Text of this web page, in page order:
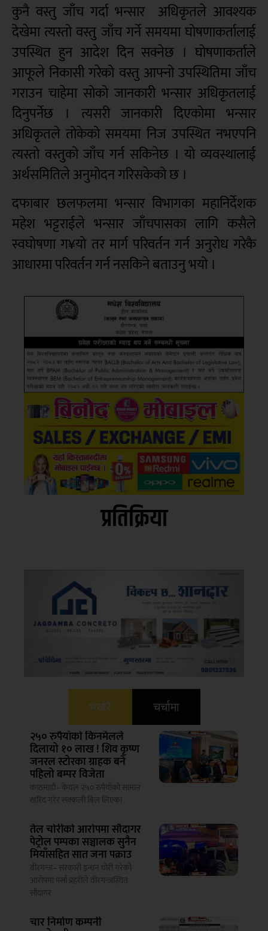
कुनै वस्तु जाँच गर्दा भन्सार अधिकृतले आवश्यक
देखेमा त्यस्तो वस्तु जाँच गर्ने समयमा घोषणाकर्तालाई
उपस्थित हुन आदेश दिन सक्नेछ । घोषणाकर्ताले
आफूले निकासी गरेको वस्तु आफ्नो उपस्थितिमा जाँच
गराउन चाहेमा सोको जानकारी भन्सार अधिकृतलाई
दिनुपर्नेछ । त्यसरी जानकारी दिएकोमा भन्सार
अधिकृतले तोकेको समयमा निज उपस्थित नभएपनि
त्यस्तो वस्तुको जाँच गर्न सकिनेछ । यो व्यवस्थालाई
अर्थसमितिले अनुमोदन गरिसकेको छ ।
दफाबार छलफलमा भन्सार विभागका महानिर्देशक
महेश भट्टराईले भन्सार जाँचपासका लागि कसैले
स्वघोषणा ग¥यो तर मार्ग परिवर्तन गर्न अनुरोध गरेकै
आधारमा परिवर्तन गर्न नसकिने बताउनु भयो ।
प्रतिक्रिया
भर्खरै चर्चामा
२५० रुपैयाँको किनमेलले
दिलायो १० लाख ! शिव कृष्ण
जनरल स्टोरका ग्राहक बने
पहिलो बम्पर विजेता
काठमाडौं– केवल २५० रुपैयाँको सामान
खरिद गरेर सक्कली बिल लिएका
तेल चोरीको आरोपमा सौदागर
पेट्रोल पम्पका सञ्चालक सुनैन
मियाँसहित सात जना पक्राउ
वीरगन्ज– सरकारी इन्धन चोरी गरेको
आरोपमा पर्सा प्रहरीले वीरगन्जस्थित
सौदागर
चार निर्माण कम्पनी